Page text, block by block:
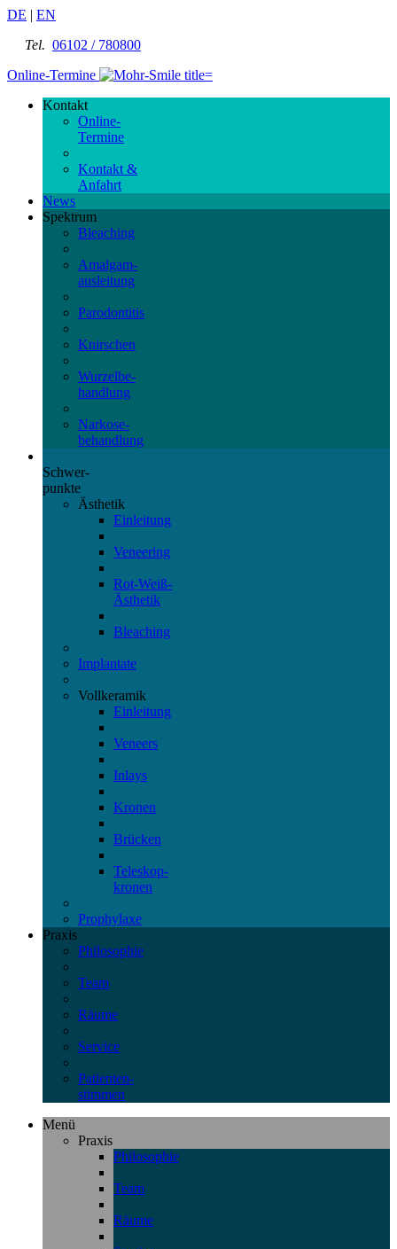
DE | EN
Tel. 06102 / 780800
Online-Termine
Kontakt
Online-
Termine
Kontakt &
Anfahrt
News
Spektrum
Bleaching
Amalgam-
ausleitung
Parodontitis
Knirschen
Wurzelbe-
handlung
Narkose-
behandlung
Schwer-
punkte
Ästhetik
Einleitung
Veneering
Rot-Weiß-
Ästhetik
Bleaching
Implantate
Vollkeramik
Einleitung
Veneers
Inlays
Kronen
Brücken
Teleskop-
kronen
Prophylaxe
Praxis
Philosophie
Team
Räume
Service
Patienten-
stimmen
Menü
Praxis
Philosophie
Team
Räume